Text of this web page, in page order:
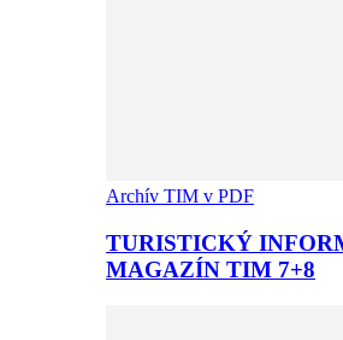
Archív TIM v PDF
TURISTICKÝ
MAGAZÍN TIM 7+8